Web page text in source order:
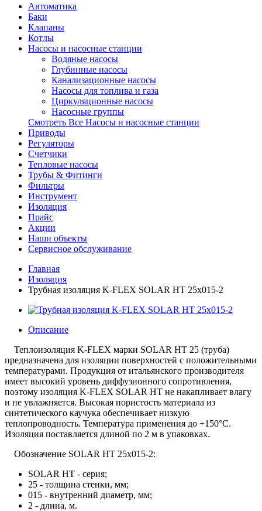
Автоматика
Баки
Клапаны
Котлы
Насосы и насосные станции
Водяные насосы
Глубинные насосы
Канализационные насосы
Насосы для топлива и газа
Циркуляционные насосы
Насосные группы
Смотреть Все Насосы и насосные станции
Приводы
Регуляторы
Счетчики
Тепловые насосы
Трубы & Фитинги
Фильтры
Инструмент
Изоляция
Прайс
Акции
Наши объекты
Сервисное обслуживание
Главная
Изоляция
Трубная изоляция K-FLEX SOLAR HT 25x015-2
Описание
Теплоизоляция K-FLEX марки SOLAR HT 25 (труба)
предназначена для изоляции поверхностей c положительными
температурами. Продукция от итальянского производителя
имеет высокий уровень диффузионного сопротивления,
поэтому изоляция K-FLEX SOLAR HT не накапливает влагу
и не увлажняется. Высокая пористость материала из
синтетического каучука обеспечивает низкую
теплопроводность. Температура применения до +1 50°С.
Изоляция поставляется длиной по 2 м в упаковках.
Обозначение SOLAR HT 25x015-2:
SOLAR HT - серия;
25 - толщина стенки, мм;
015 - внутренний диаметр, мм;
2 - длина, м.